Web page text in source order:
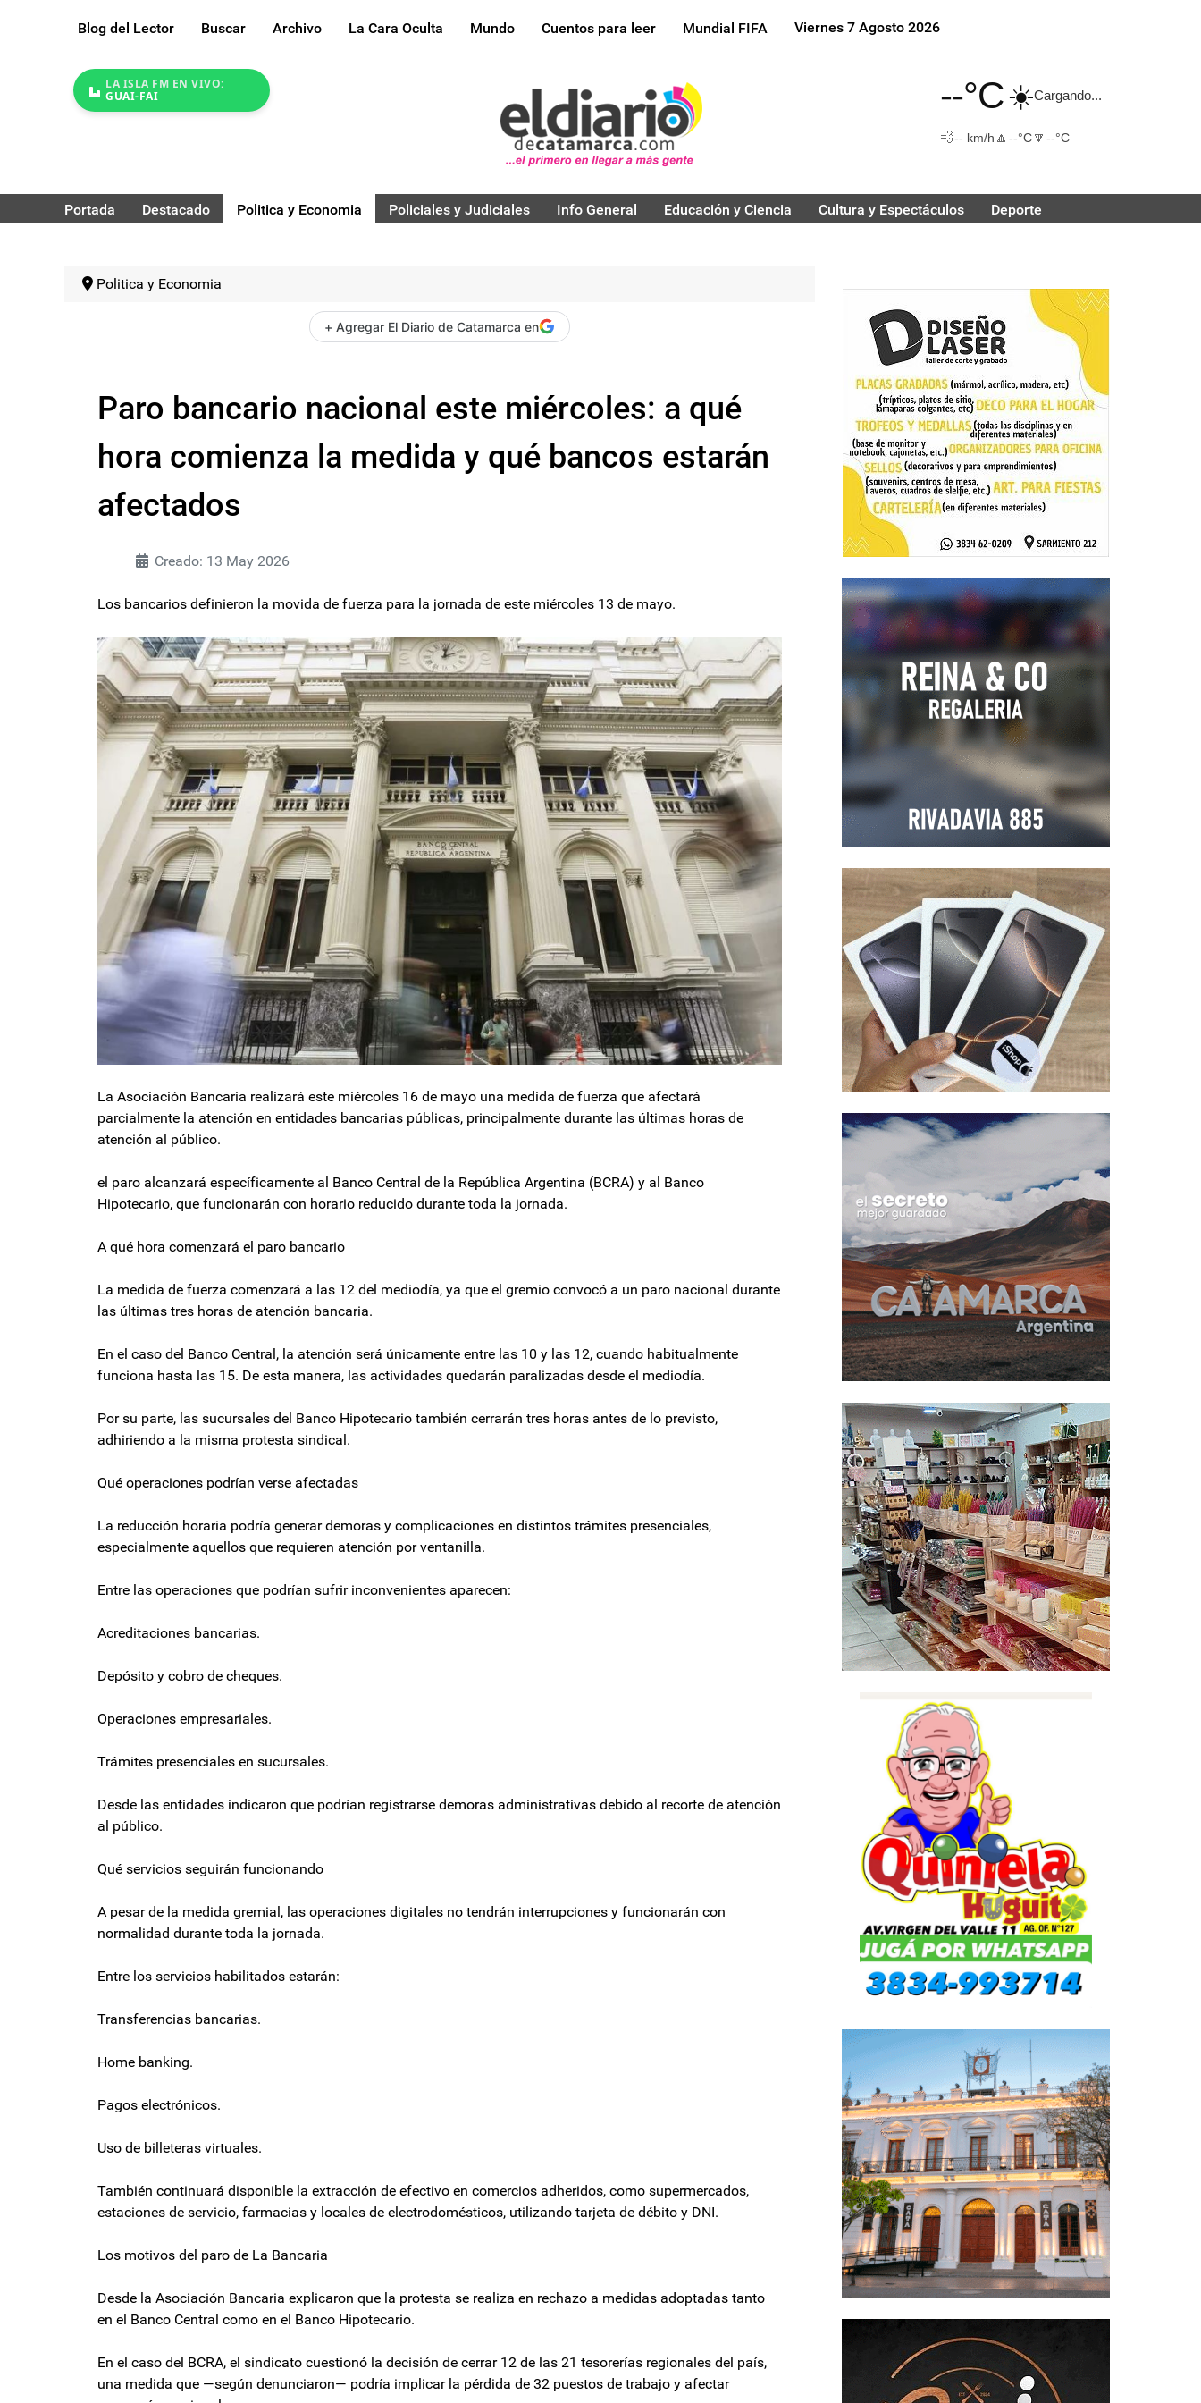
Blog del Lector Buscar Archivo La Cara Oculta Mundo Cuentos para leer Mundial FIFA Viernes 7 Agosto 2026
LA ISLA FM EN VIVO:
GUAI-FAI
--°C☀️Cargando...
💨-- km/h 🔼 --°C🔽 --°C
Portada Destacado Politica y Economia Policiales y Judiciales Info General Educación y Ciencia Cultura y Espectáculos Deporte
Politica y Economia
+ Agregar El Diario de Catamarca en
Paro bancario nacional este miércoles: a qué
hora comienza la medida y qué bancos estarán
afectados
Creado: 13 May 2026
Los bancarios definieron la movida de fuerza para la jornada de este miércoles 13 de mayo.
La Asociación Bancaria realizará este miércoles 16 de mayo una medida de fuerza que afectará
parcialmente la atención en entidades bancarias públicas, principalmente durante las últimas horas de
atención al público.
el paro alcanzará específicamente al Banco Central de la República Argentina (BCRA) y al Banco
Hipotecario, que funcionarán con horario reducido durante toda la jornada.
A qué hora comenzará el paro bancario
La medida de fuerza comenzará a las 12 del mediodía, ya que el gremio convocó a un paro nacional durante
las últimas tres horas de atención bancaria.
En el caso del Banco Central, la atención será únicamente entre las 10 y las 12, cuando habitualmente
funciona hasta las 15. De esta manera, las actividades quedarán paralizadas desde el mediodía.
Por su parte, las sucursales del Banco Hipotecario también cerrarán tres horas antes de lo previsto,
adhiriendo a la misma protesta sindical.
Qué operaciones podrían verse afectadas
La reducción horaria podría generar demoras y complicaciones en distintos trámites presenciales,
especialmente aquellos que requieren atención por ventanilla.
Entre las operaciones que podrían sufrir inconvenientes aparecen:
Acreditaciones bancarias.
Depósito y cobro de cheques.
Operaciones empresariales.
Trámites presenciales en sucursales.
Desde las entidades indicaron que podrían registrarse demoras administrativas debido al recorte de atención
al público.
Qué servicios seguirán funcionando
A pesar de la medida gremial, las operaciones digitales no tendrán interrupciones y funcionarán con
normalidad durante toda la jornada.
Entre los servicios habilitados estarán:
Transferencias bancarias.
Home banking.
Pagos electrónicos.
Uso de billeteras virtuales.
También continuará disponible la extracción de efectivo en comercios adheridos, como supermercados,
estaciones de servicio, farmacias y locales de electrodomésticos, utilizando tarjeta de débito y DNI.
Los motivos del paro de La Bancaria
Desde la Asociación Bancaria explicaron que la protesta se realiza en rechazo a medidas adoptadas tanto
en el Banco Central como en el Banco Hipotecario.
En el caso del BCRA, el sindicato cuestionó la decisión de cerrar 12 de las 21 tesorerías regionales del país,
una medida que —según denunciaron— podría implicar la pérdida de 32 puestos de trabajo y afectar